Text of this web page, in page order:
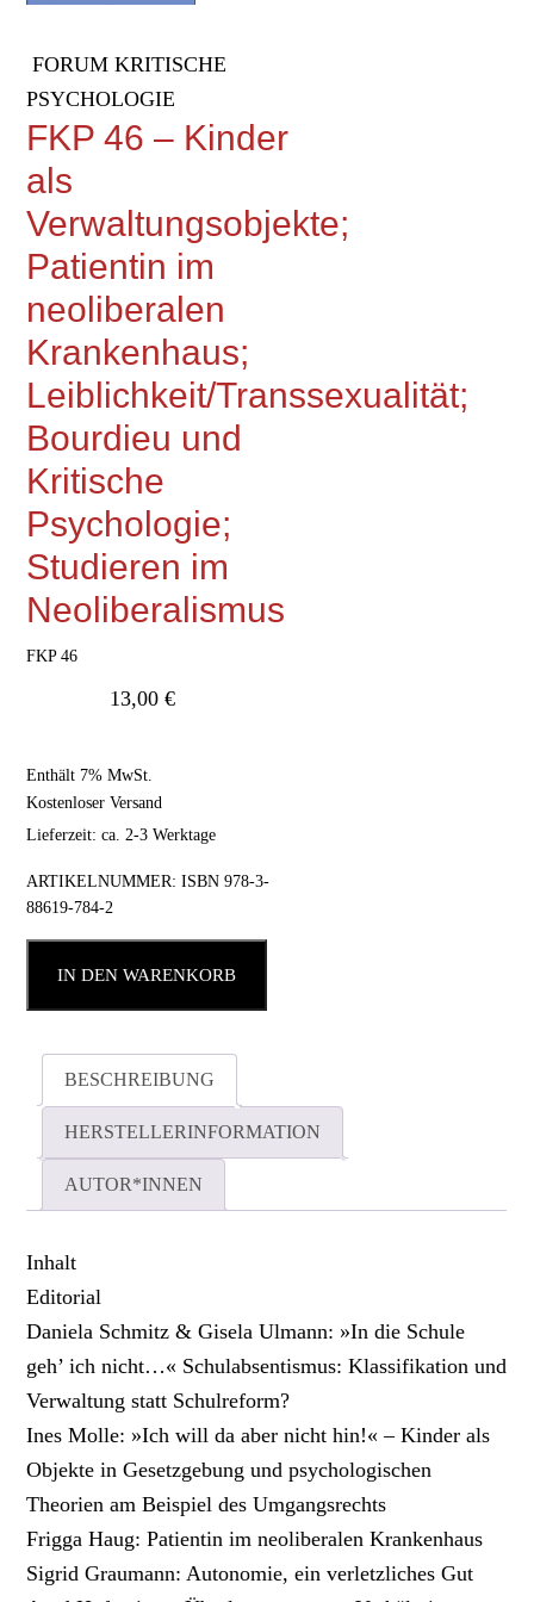
FORUM KRITISCHE
PSYCHOLOGIE
FKP 46 – Kinder
als
Verwaltungsobjekte;
Patientin im
neoliberalen
Krankenhaus;
Leiblichkeit/Transsexualität;
Bourdieu und
Kritische
Psychologie;
Studieren im
Neoliberalismus
FKP 46
13,00€
Enthält 7% MwSt.
Kostenloser Versand
Lieferzeit: ca. 2-3 Werktage
ARTIKELNUMMER:ISBN 978-3-
88619-784-2
IN DEN WARENKORB
BESCHREIBUNG
HERSTELLERINFORMATION
AUTOR*INNEN
Inhalt
Editorial
Daniela Schmitz & Gisela Ulmann: »In die Schule
geh’ ich nicht…« Schulabsentismus: Klassifikation und
Verwaltung statt Schulreform?
Ines Molle: »Ich will da aber nicht hin!« – Kinder als
Objekte in Gesetzgebung und psychologischen
Theorien am Beispiel des Umgangsrechts
Frigga Haug: Patientin im neoliberalen Krankenhaus
Sigrid Graumann: Autonomie, ein verletzliches Gut